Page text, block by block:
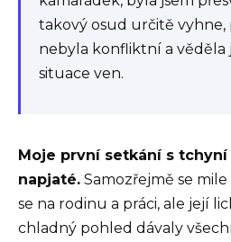
takový osud určitě vyhne,
nebyla konfliktní a věděla
situace ven.
Moje první setkání s
napjaté. Samozřejmě se
se na rodinu a práci, ale její
chladný pohled dávaly